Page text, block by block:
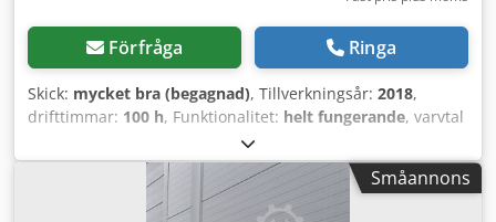
Förfråga Ringa
Skick: mycket bra (begagnad), Tillverkningsår: 2018,
drifttimmar: 100 h, Funktionalitet: helt fungerande, varvtal
, inspänning:
ingångsfrekvens:50 Hz, Elektrisk motor 200 kW IE4
Produktionsår: 2024 Garanti: 6 månader 400 V 1490 rpm
Dkedpfx Aon Tntqjicor 315 L
Småannons